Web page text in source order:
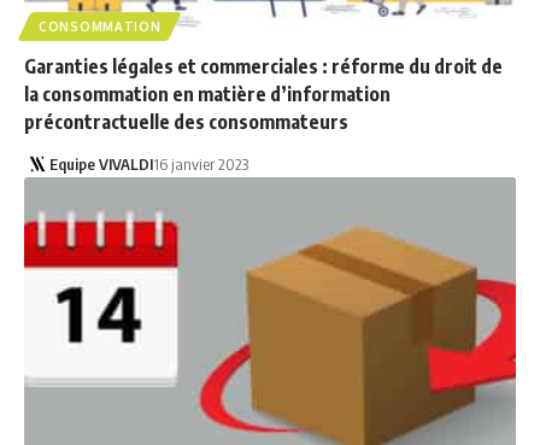
CONSOMMATION
Garanties légales et commerciales : réforme du droit de
la consommation en matière d’information
précontractuelle des consommateurs
Equipe VIVALDI16 janvier 2023